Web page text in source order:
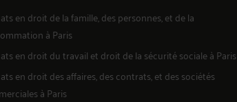
en droit de la famille, des personnes, et de la
à Paris
en droit du travail et droit de la sécurité socialeà Paris
en droit des affaires, des contrats, et des sociétés
à Paris